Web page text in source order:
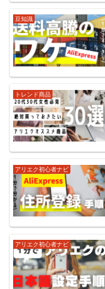
豆知識
トレンド商品
アリエク初心者ナビ
アリエク初心者ナビ